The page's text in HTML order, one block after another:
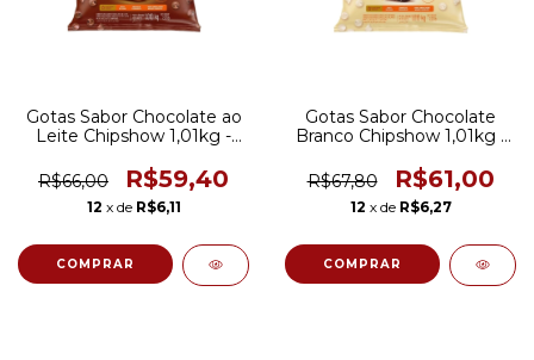
Gotas Sabor Chocolate ao
Leite Chipshow 1,01kg -
R$66,00
R$59,40
12 x de R$6,11
Gotas Sabor Chocolate
Branco Chipshow 1,01kg -
R$67,80
R$61,00
12 x de R$6,27